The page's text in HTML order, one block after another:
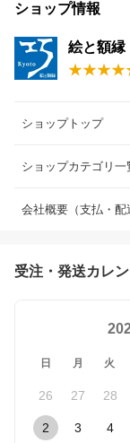
ショップ情報
絵と額
ショップトップ
ショップカテゴリ一
会社概要（支払・配
受注・発送カレ
日 月 火
26 27 28
2 3 4